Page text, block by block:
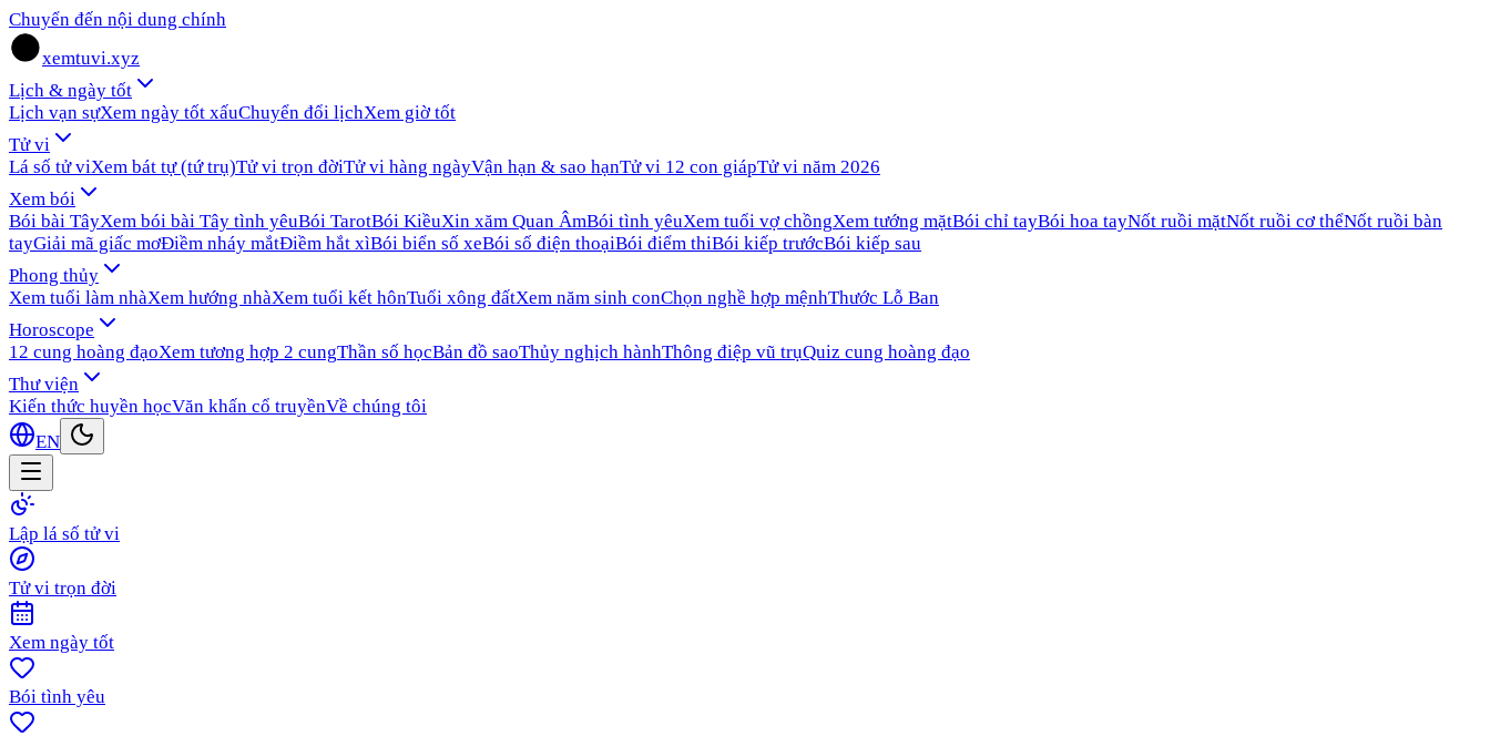
Chuyển đến nội dung chính
xemtuvi.xyz
Lịch & ngày tốt
Lịch vạn sựXem ngày tốt xấuChuyển đổi lịchXem giờ tốt
Tử vi
Lá số tử viXem bát tự (tứ trụ)Tử vi trọn đờiTử vi hàng ngàyVận hạn & sao hạnTử vi 12 con giápTử vi năm 2026
Xem bói
Bói bài TâyXem bói bài Tây tình yêuBói TarotBói KiềuXin xăm Quan ÂmBói tình yêuXem tuổi vợ chồngXem tướng mặtBói chỉ tayBói hoa tayNốt ruồi mặtNốt ruồi cơ thểNốt ruồi bàn
tayGiải mã giấc mơĐiềm nháy mắtĐiềm hắt xìBói biển số xeBói số điện thoạiBói điểm thiBói kiếp trướcBói kiếp sau
Phong thủy
Xem tuổi làm nhàXem hướng nhàXem tuổi kết hônTuổi xông đấtXem năm sinh conChọn nghề hợp mệnhThước Lỗ Ban
Horoscope
12 cung hoàng đạoXem tương hợp 2 cungThần số họcBản đồ saoThủy nghịch hànhThông điệp vũ trụQuiz cung hoàng đạo
Thư viện
Kiến thức huyền họcVăn khấn cổ truyềnVề chúng tôi
EN
Lập lá số tử vi
Tử vi trọn đời
Xem ngày tốt
Bói tình yêu